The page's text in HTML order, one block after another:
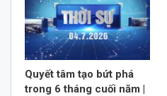
Quyết tâm tạo bứt phá
trong 6 tháng cuối năm |